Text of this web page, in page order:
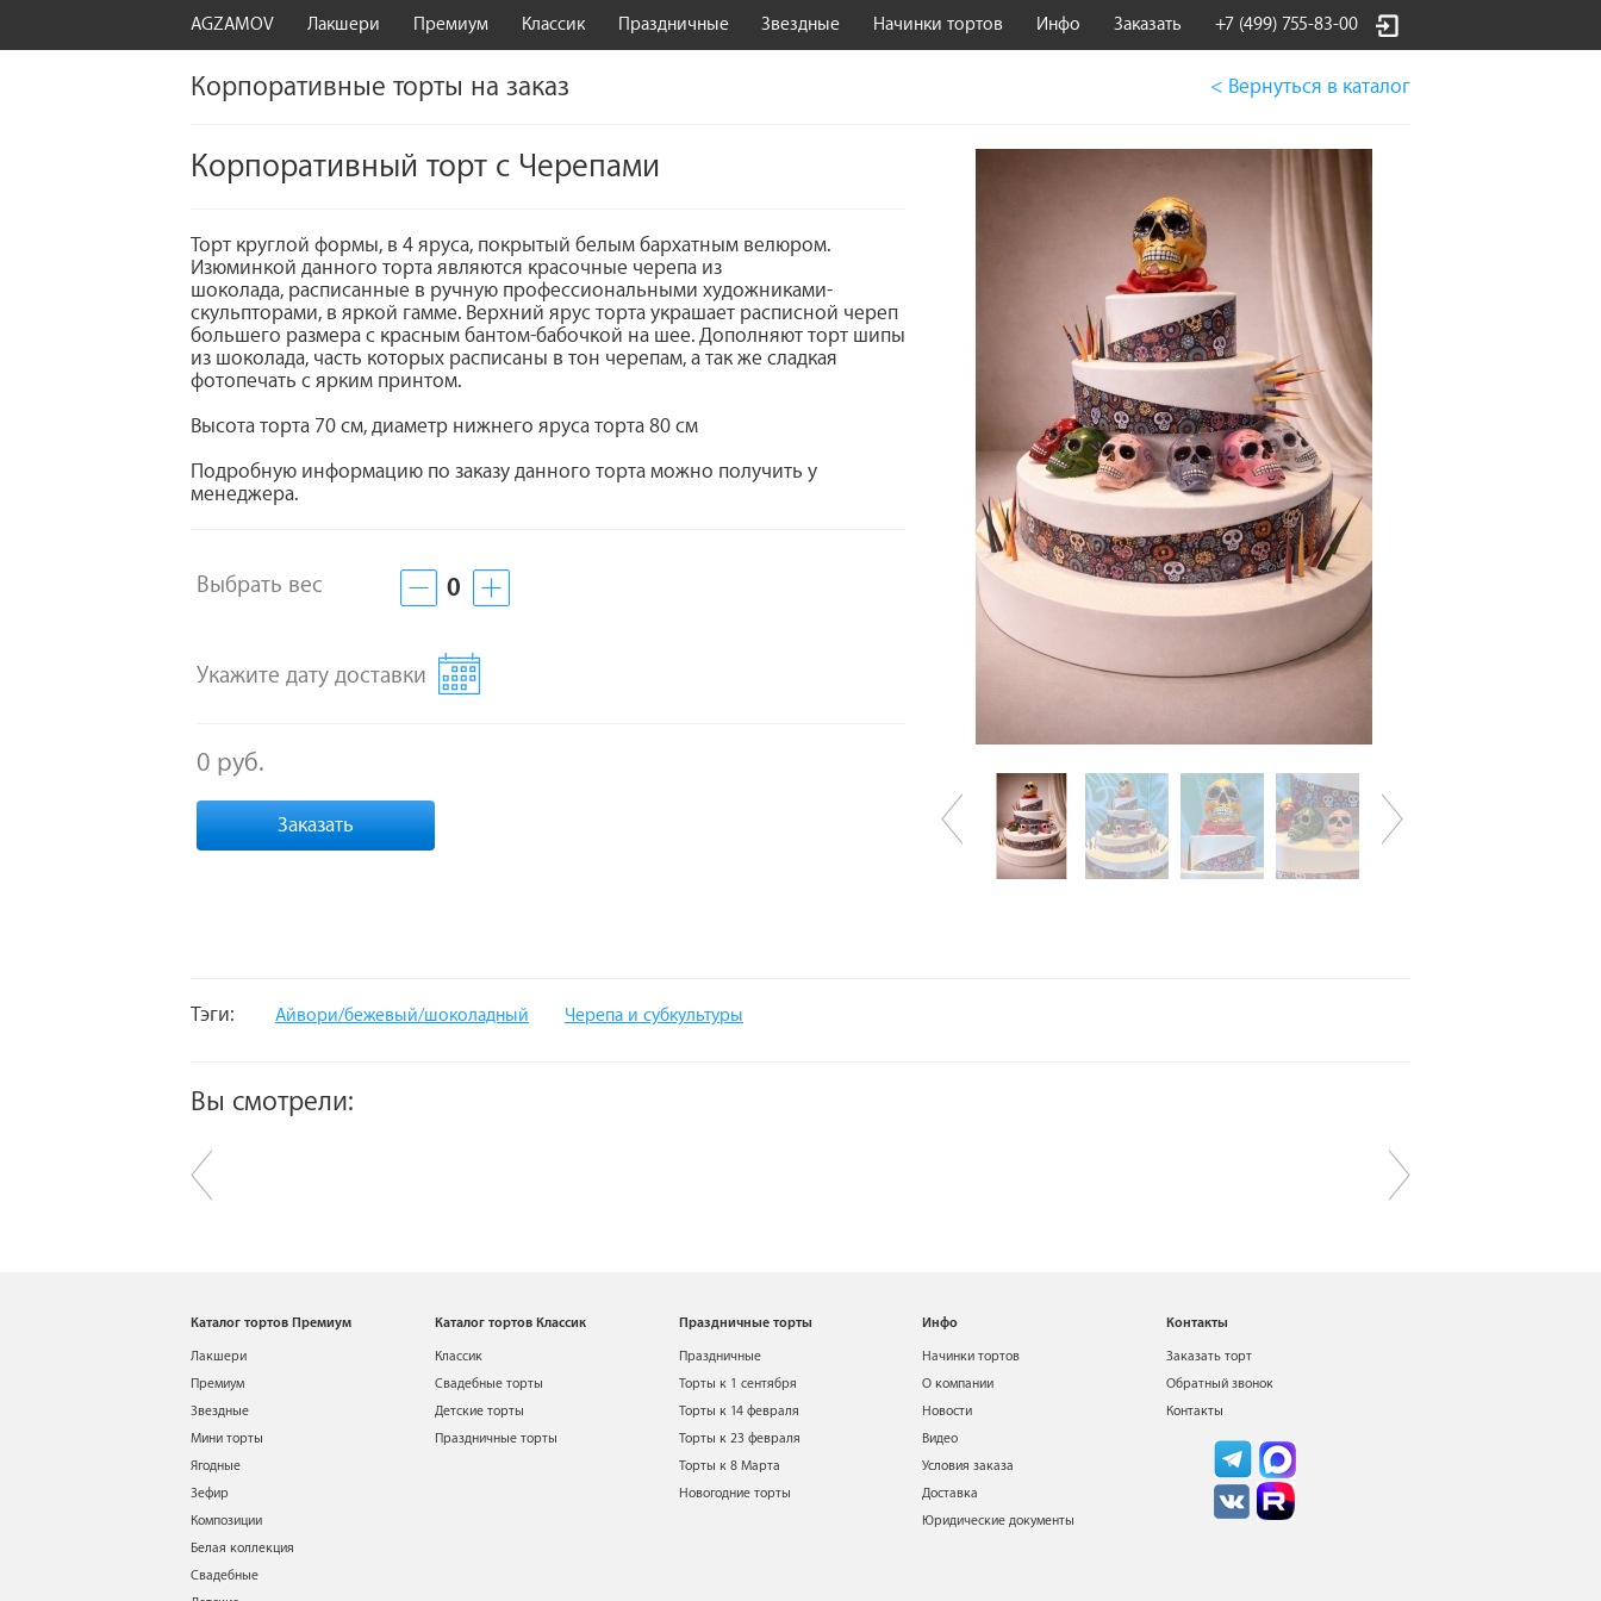
AGZAMOV Лакшери Премиум Классик Праздничные Звездные Начинки тортов Инфо Заказать +7 (499) 755-83-00
Корпоративные торты на заказ < Вернуться в каталог
Корпоративный торт с Черепами
Торт круглой формы, в 4 яруса, покрытый белым бархатным велюром.
Изюминкой данного торта являются красочные черепа из
шоколада, расписанные в ручную профессиональными художниками-
скульпторами, в яркой гамме. Верхний ярус торта украшает расписной череп
большего размера с красным бантом-бабочкой на шее. Дополняют торт шипы
из шоколада, часть которых расписаны в тон черепам, а так же сладкая
фотопечать с ярким принтом.
Высота торта 70 см, диаметр нижнего яруса торта 80 см
Подробную информацию по заказу данного торта можно получить у
менеджера.
Выбрать вес 0
Укажите дату доставки
0 руб.
Заказать
Тэги: Айвори/бежевый/шоколадный Черепа и субкультуры
Вы смотрели:
Каталог тортов Премиум
Лакшери
Премиум
Звездные
Мини торты
Ягодные
Зефир
Композиции
Белая коллекция
Свадебные
Каталог тортов Классик
Классик
Свадебные торты
Детские торты
Праздничные торты
Праздничные торты
Праздничные
Торты к 1 сентября
Торты к 14 февраля
Торты к 23 февраля
Торты к 8 Марта
Новогодние торты
Инфо
Начинки тортов
О компании
Новости
Видео
Условия заказа
Доставка
Юридические документы
Контакты
Заказать торт
Обратный звонок
Контакты